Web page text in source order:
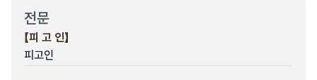
전문
【피 고 인】
피고인